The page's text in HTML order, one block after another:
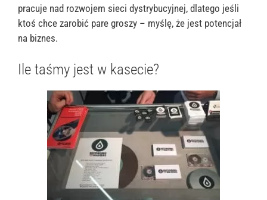
pracuje nad rozwojem sieci dystrybucyjnej, dlatego jeśli
ktoś chce zarobić pare groszy – myślę, że jest potencjał
na biznes.
Ile taśmy jest w kasecie?